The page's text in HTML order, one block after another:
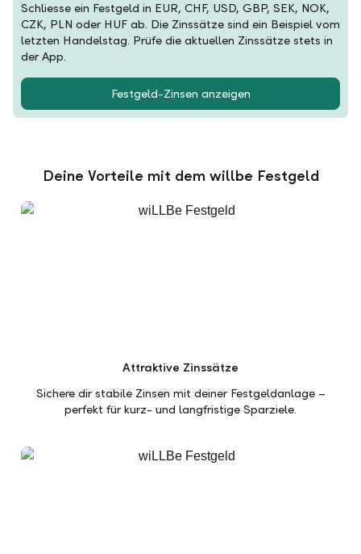
Schliesse ein Festgeld in EUR, CHF, USD, GBP, SEK, NOK,
CZK, PLN oder HUF ab. Die Zinssätze sind ein Beispiel vom
letzten Handelstag. Prüfe die aktuellen Zinssätze stets in
der App.
Festgeld-Zinsen anzeigen
Deine Vorteile mit dem willbe Festgeld
Attraktive Zinssätze
Sichere dir stabile Zinsen mit deiner Festgeldanlage –
perfekt für kurz- und langfristige Sparziele.